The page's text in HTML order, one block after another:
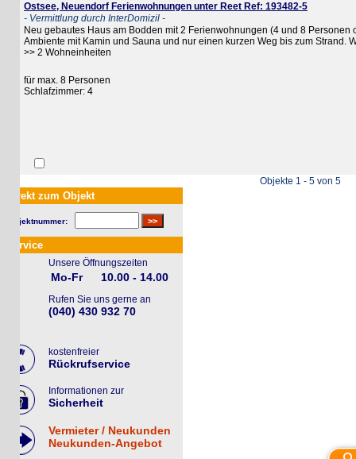
Ostsee, Neuendorf Ferienwohnungen unter Reet Ref: 193482-5
- Vermittlung durch InterDomizil -
Neu gebautes Haus am Bodden mit 2 Ferienwohnungen (4 und 8 Personen
Ambiente mit Kamin und Sauna und nur einen kurzen Weg bis zum Strand.
>> 2 Wohneinheiten
für max. 8 Personen
Schlafzimmer: 4
Objekte 1 - 5 von 5
zum Objekt
Unsere Öffnungszeiten
Mo-Fr 10.00 - 14.00
Rufen Sie uns gerne an
(040) 430 932 70
kostenfreier
Rückrufservice
Informationen zur
Sicherheit
Vermieter / Neukunden
Neukunden-Angebot